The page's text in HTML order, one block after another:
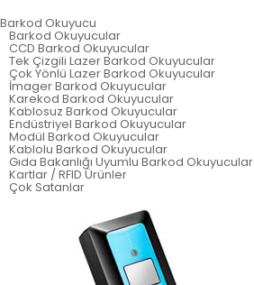
Barkod Okuyucu
Barkod Okuyucular
CCD Barkod Okuyucular
Tek Çizgili Lazer Barkod Okuyucular
Çok Yönlü Lazer Barkod Okuyucular
İmager Barkod Okuyucular
Karekod Barkod Okuyucular
Kablosuz Barkod Okuyucular
Endüstriyel Barkod Okuyucular
Modül Barkod Okuyucular
Kablolu Barkod Okuyucular
Gıda Bakanlığı Uyumlu Barkod Okuyucular
Kartlar / RFID Ürünler
Çok Satanlar